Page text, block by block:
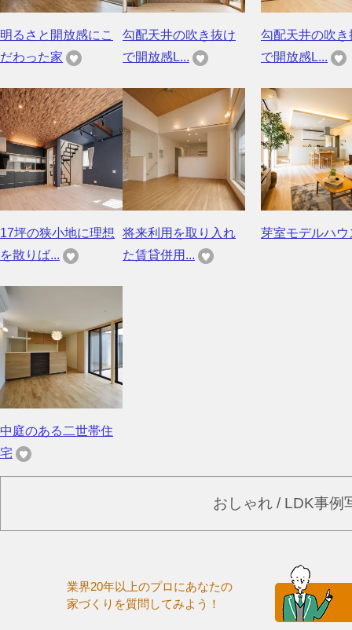
明るさと開放感にこ
だわった家
勾配天井の吹き抜け
で開放感L...
勾配天井の吹き
で開放感L...
17坪の狭小地に理想
を散りば...
将来利用を取り入れ
た賃貸併用...
芽室モデルハウ
中庭のある二世帯住
宅
おしゃれ / LDK事例
業界20年以上のプロにあなたの
家づくりを質問してみよう！